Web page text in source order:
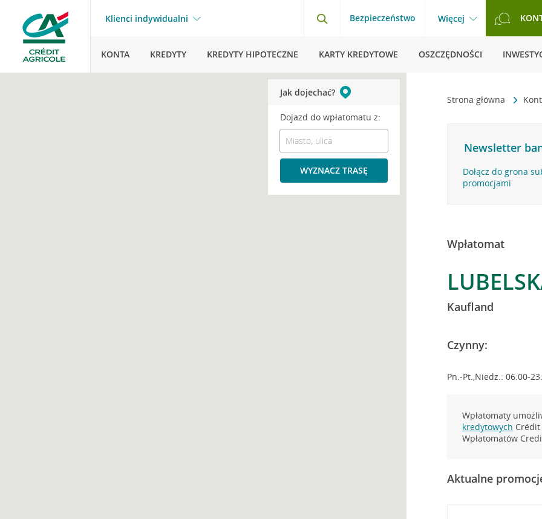
Klienci indywidualni Bezpieczeństwo Więcej
KONTA KREDYTY KREDYTY HIPOTECZNE KARTY KREDYTOWE OSZCZĘDNOŚCI
Strona główna
Newsletter
Dołącz do grona
promocjami
Wpłatomat
Kaufland
Czynny:
Pn.-Pt.,Niedz.: 06:00-
Wpłatomaty
kredytowych
Wpłatomatów
Aktualne
Jak dojechać?
Dojazd do wpłatomatu z:
WYZNACZ TRASĘ